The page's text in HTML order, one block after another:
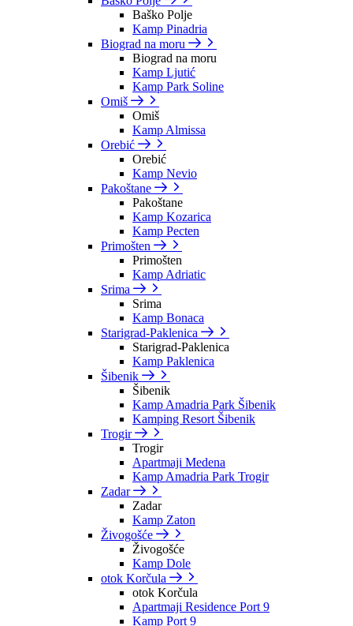
Baško Polje
Kamp Pinadria
Biograd na moru
Biograd na moru
Kamp Ljutić
Kamp Park Soline
Omiš
Omiš
Kamp Almissa
Orebić
Orebić
Kamp Nevio
Pakoštane
Pakoštane
Kamp Kozarica
Kamp Pecten
Primošten
Primošten
Kamp Adriatic
Srima
Srima
Kamp Bonaca
Starigrad-Paklenica
Starigrad-Paklenica
Kamp Paklenica
Šibenik
Šibenik
Kamp Amadria Park Šibenik
Kamping Resort Šibenik
Trogir
Trogir
Apartmaji Medena
Kamp Amadria Park Trogir
Zadar
Zadar
Kamp Zaton
Živogošće
Živogošće
Kamp Dole
otok Korčula
otok Korčula
Apartmaji Residence Port 9
Kamp Port 9